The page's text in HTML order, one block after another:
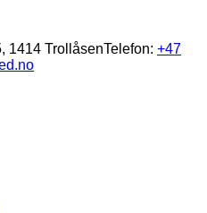
1414 TrollåsenTelefon: +47